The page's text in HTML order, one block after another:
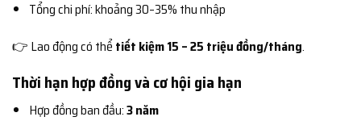
Tổng chi phí: khoảng 30–35% thu nhập
👉 Lao động có thể tiết kiệm 15 – 25 triệu đồng/tháng.
Thời hạn hợp đồng và cơ hội gia hạn
Hợp đồng ban đầu:3 năm